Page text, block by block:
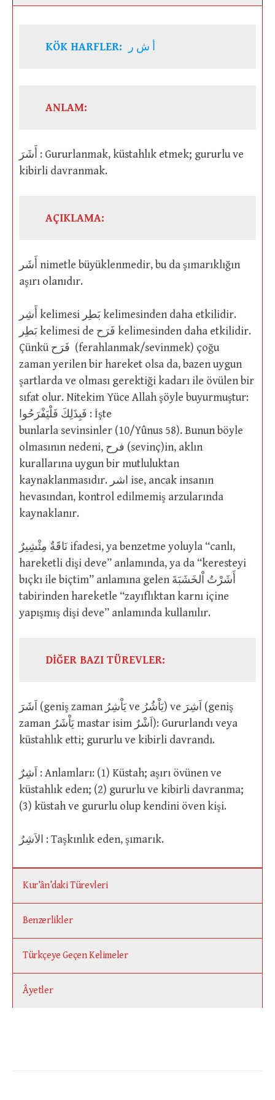
KÖK HARFLER: أ ش ر
ANLAM:
أَشَرَ : Gururlanmak, küstahlık etmek; gururlu ve
kibirli davranmak.
AÇIKLAMA:
أَشَر nimetle büyüklenmedir, bu da şımarıklığın
aşırı olanıdır.
أَشِر kelimesi بَطِر kelimesinden daha etkilidir.
بَطِر kelimesi de فَرَح kelimesinden daha etkilidir.
Çünkü فَرَح (ferahlanmak/sevinmek) çoğu
zaman yerilen bir hareket olsa da, bazen uygun
şartlarda ve olması gerektiği kadarı ile övülen bir
sıfat olur. Nitekim Yüce Allah şöyle buyurmuştur:
فَبِذَلِكَ فَلْيَفْرَحُوا : İşte
bunlarla sevinsinler (10/Yûnus 58). Bunun böyle
olmasının nedeni, فرح (sevinç)in, aklın
kurallarına uygun bir mutluluktan
kaynaklanmasıdır. اشر ise, ancak insanın
hevasından, kontrol edilmemiş arzularında
kaynaklanır.
نَاقََةٌ مِئْشِيرٌ ifadesi, ya benzetme yoluyla “canlı,
hareketli dişi deve” anlamında, ya da “keresteyi
bıçkı ile biçtim” anlamına gelen أَشَرْتُ اْلخَشَبَةَ
tabirinden hareketle “zayıflıktan karnı içine
yapışmış dişi deve” anlamında kullanılır.
DİĞER BAZI TÜREVLER:
اَشَرَ (geniş zaman يَاْشِرُ ve يَاْشُرُ) ve اَشِرَ (geniş
zaman يَاْشَرُ mastar isim اَشْرٌ): Gururlandı veya
küstahlık etti; gururlu ve kibirli davrandı.
اَشِرٌ : Anlamları: (1) Küstah; aşırı övünen ve
küstahlık eden; (2) gururlu ve kibirli davranma;
(3) küstah ve gururlu olup kendini öven kişi.
الاَشِرُ : Taşkınlık eden, şımarık.
Kur’ân’daki Türevleri
Benzerlikler
Türkçeye Geçen Kelimeler
Âyetler